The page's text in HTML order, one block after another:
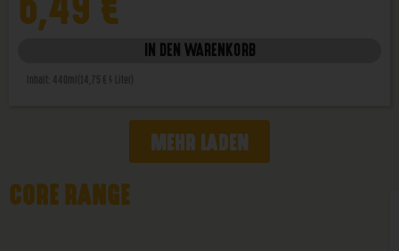
IN DEN WARENKORB
MEHR LADEN
CORE RANGE